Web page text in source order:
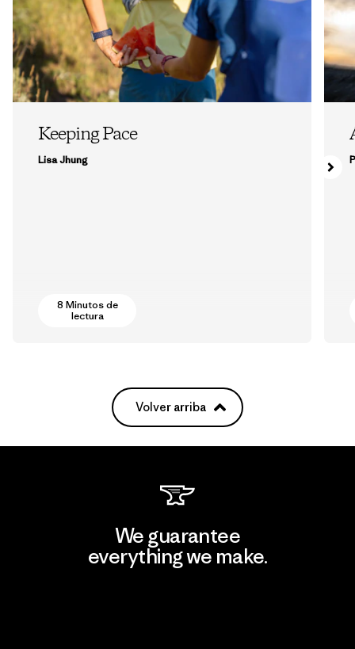
Keeping Pace
Lisa Jhung
8 Minutos de
lectura
Volver arriba
We guarantee
everything we make.